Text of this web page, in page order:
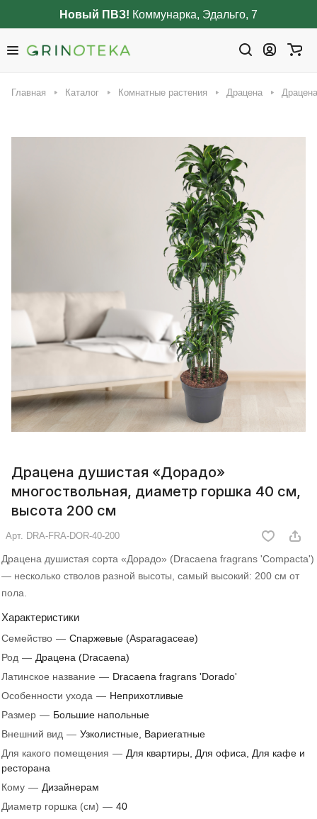
Новый ПВЗ! Коммунарка, Эдальго, 7
Главная Каталог Комнатные растения Драцена
Драцена душистая «Дорадо»
многоствольная, диаметр горшка 40 см,
высота 200 см
Арт. DRA-FRA-DOR-40-200
Драцена душистая сорта «Дорадо» (Dracaena fragrans 'Compacta')
— несколько стволов разной высоты, самый высокий: 200 см от
пола.
Характеристики
Семейство — Спаржевые (Asparagaceae)
Род — Драцена (Dracaena)
Латинское название — Dracaena fragrans 'Dorado'
Особенности ухода — Неприхотливые
Размер — Большие напольные
Внешний вид — Узколистные, Вариегатные
Для какого помещения — Для квартиры, Для офиса, Для кафе и
ресторана
Кому — Дизайнерам
Диаметр горшка (см) — 40